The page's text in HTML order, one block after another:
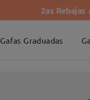
2as
Gafas Graduadas